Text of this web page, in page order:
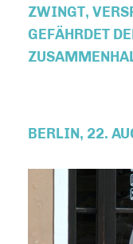
WINGT,
EFÄHRDET
BERLIN, 22.